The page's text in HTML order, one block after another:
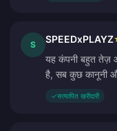
S SPEEDxPLAYZ
यह कंपनी बहुत तेज़
है, सब कुछ कानूनी
✓सत्यापित खरीदारी